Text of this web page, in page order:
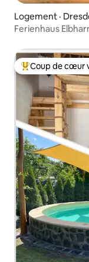
Logement ·
Ferienhaus
Coup de cœur
Coup de cœur